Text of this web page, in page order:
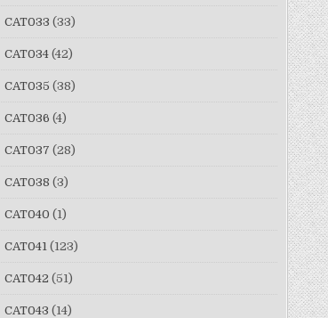
CAT033 (33)
CAT034 (42)
CAT035 (38)
CAT036 (4)
CAT037 (28)
CAT038 (3)
CAT040 (1)
CAT041 (123)
CAT042 (51)
CAT043 (14)